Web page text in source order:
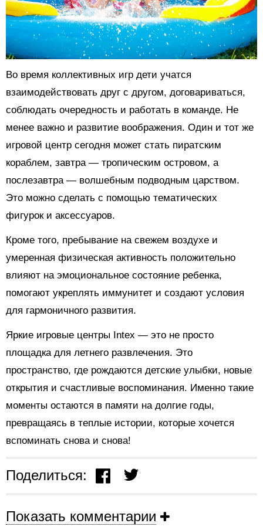
Во время коллективных игр дети учатся
взаимодействовать друг с другом, договариваться,
соблюдать очередность и работать в команде. Не
менее важно и развитие воображения. Один и тот же
игровой центр сегодня может стать пиратским
кораблем, завтра — тропическим островом, а
послезавтра — волшебным подводным царством.
Это можно сделать с помощью тематических
фигурок и аксессуаров.
Кроме того, пребывание на свежем воздухе и
умеренная физическая активность положительно
влияют на эмоциональное состояние ребенка,
помогают укреплять иммунитет и создают условия
для гармоничного развития.
Яркие игровые центры Intex — это не просто
площадка для летнего развлечения. Это
пространство, где рождаются детские улыбки, новые
открытия и счастливые воспоминания. Именно такие
моменты остаются в памяти на долгие годы,
превращаясь в теплые истории, которые хочется
вспоминать снова и снова!
Поделиться:
Показать комментарии